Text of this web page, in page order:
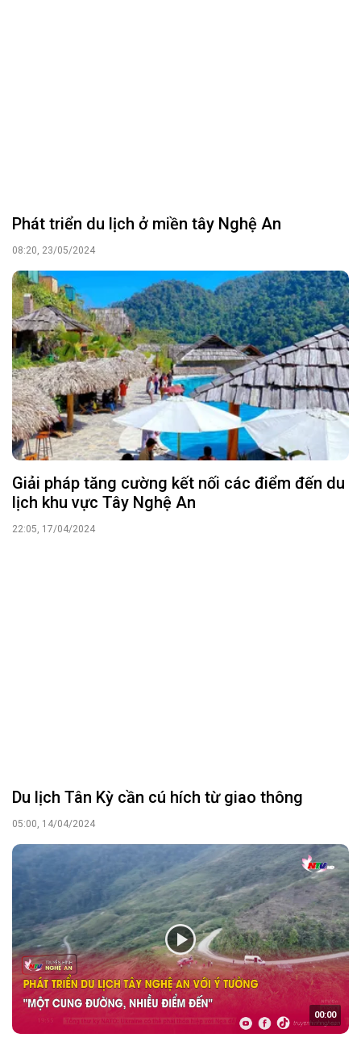
Phát triển du lịch ở miền tây Nghệ An
08:20, 23/05/2024
Giải pháp tăng cường kết nối các điểm đến du
lịch khu vực Tây Nghệ An
22:05, 17/04/2024
Du lịch Tân Kỳ cần cú hích từ giao thông
05:00, 14/04/2024
00:00